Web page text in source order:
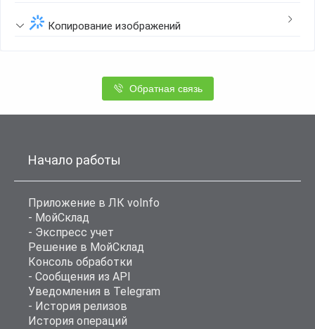
Копирование изображений
Обратная связь
Начало работы
Приложение в ЛК voInfo
- МойСклад
- Экспресс учет
Решение в МойСклад
Консоль обработки
- Сообщения из API
Уведомления в Telegram
- История релизов
История операций